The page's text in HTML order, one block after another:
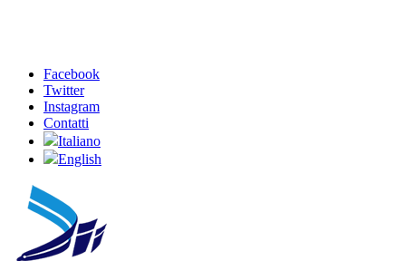
Facebook
Twitter
Instagram
Contatti
Italiano
English